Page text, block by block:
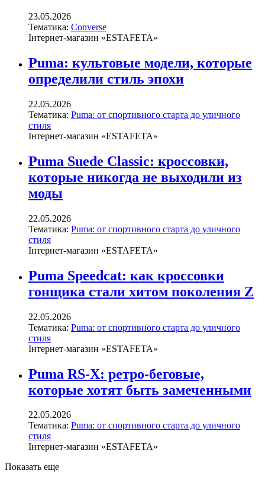
23.05.2026
Тематика: Converse
Інтернет-магазин «ESTAFETA»
Puma: культовые модели, которые
определили стиль эпохи
22.05.2026
Тематика: Puma: от спортивного старта до уличного
стиля
Інтернет-магазин «ESTAFETA»
Puma Suede Classic: кроссовки,
которые никогда не выходили из
моды
22.05.2026
Тематика: Puma: от спортивного старта до уличного
стиля
Інтернет-магазин «ESTAFETA»
Puma Speedcat: как кроссовки
гонщика стали хитом поколения Z
22.05.2026
Тематика: Puma: от спортивного старта до уличного
стиля
Інтернет-магазин «ESTAFETA»
Puma RS-X: ретро-беговые,
которые хотят быть замеченными
22.05.2026
Тематика: Puma: от спортивного старта до уличного
стиля
Інтернет-магазин «ESTAFETA»
Показать еще